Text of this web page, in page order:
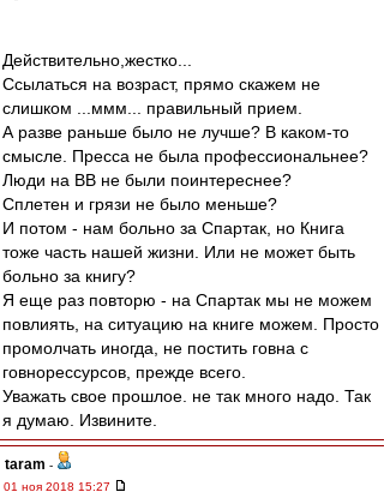
Действительно,жестко...
Ссылаться на возраст, прямо скажем не
слишком ...ммм... правильный прием.
А разве раньше было не лучше? В каком-то
смысле. Пресса не была профессиональнее?
Люди на ВВ не были поинтереснее?
Сплетен и грязи не было меньше?
И потом - нам больно за Спартак, но Книга
тоже часть нашей жизни. Или не может быть
больно за книгу?
Я еще раз повторю - на Спартак мы не можем
повлиять, на ситуацию на книге можем. Просто
промолчать иногда, не постить говна с
говнорессурсов, прежде всего.
Уважать свое прошлое. не так много надо. Так
я думаю. Извините.
taram -
01 ноя 2018 15:27